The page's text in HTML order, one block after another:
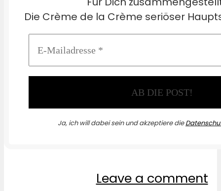
Die Crème de la Crème seriöser
Ja, ich will dabei sein und akzeptiere die
Leave a comment